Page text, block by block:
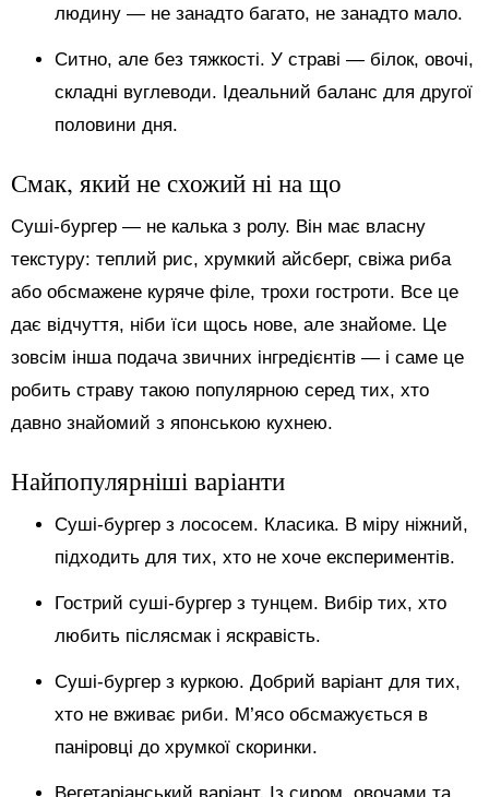
людину — не занадто багато, не занадто мало.
Ситно, але без тяжкості. У страві — білок, овочі,
складні вуглеводи. Ідеальний баланс для другої
половини дня.
Смак, який не схожий ні на що
Суші-бургер — не калька з ролу. Він має власну
текстуру: теплий рис, хрумкий айсберг, свіжа риба
або обсмажене куряче філе, трохи гостроти. Все це
дає відчуття, ніби їси щось нове, але знайоме. Це
зовсім інша подача звичних інгредієнтів — і саме це
робить страву такою популярною серед тих, хто
давно знайомий з японською кухнею.
Найпопулярніші варіанти
Суші-бургер з лососем. Класика. В міру ніжний,
підходить для тих, хто не хоче експериментів.
Гострий суші-бургер з тунцем. Вибір тих, хто
любить післясмак і яскравість.
Суші-бургер з куркою. Добрий варіант для тих,
хто не вживає риби. М’ясо обсмажується в
паніровці до хрумкої скоринки.